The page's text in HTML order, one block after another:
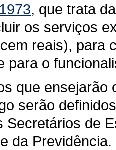
, que trata
os serviços
reais), para
para o
que ensejarão
serão
Secretários de
da Previdência.